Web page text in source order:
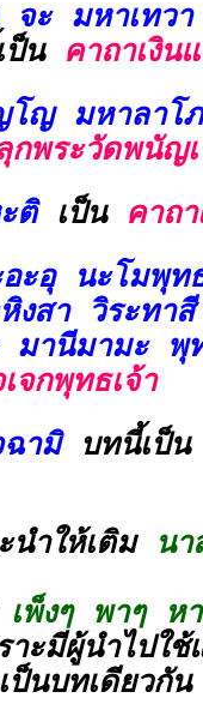
จะ มหาเทว
น คาถาเงิน
โญ มหาลาโ
กพระวัดพนัญ
ติเป็น คาถ
ะอุ นะโมพุท
งสา วิระทา
มานีมามะ พุ
จกพุทธเจ้า
ามิบทนี้เป็
นำให้เติม
นา
เพ็งๆ พาๆ ห
ะมีผู้นำไปใช้
ป็นบทเดียวกั